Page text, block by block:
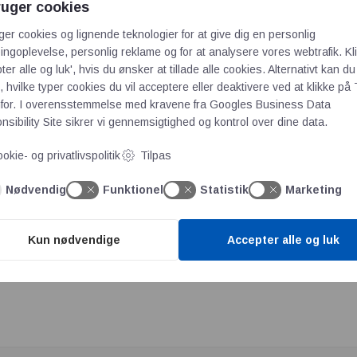
tilbage i 1974 en virksomhed med samme profil. Den
at føre de stolte familietraditioner og værdier videre i
virksomhed,” fortæller Anders Høyer.
leverer komponenter inden for transmissioner og kæder til
levetid, er det lykkes Anders at samle et hold af erfarne
dem er Carsten Jakobsen, som har mere end 20 års
at vi yder strategisk og teknisk sparring på et niveau, der gør
og sparre med kunderne. Den slags faglighed går aldrig af
cookies
cookies og lignende teknologier for at give dig en personlig
personlig reklame og for at analysere vores webtrafik.
alle og luk', hvis du ønsker at tillade alle cookies. Alternativt kan du
hvilke typer cookies du vil acceptere eller deaktivere ved at klikke på
I overensstemmelse med kravene fra Googles Business Data
Site sikrer vi gennemsigtighed og kontrol over dine data.
og privatlivspolitik Tilpas
Nødvendig Funktionel Statistik Marketing
Kun nødvendige Accepter alle og luk